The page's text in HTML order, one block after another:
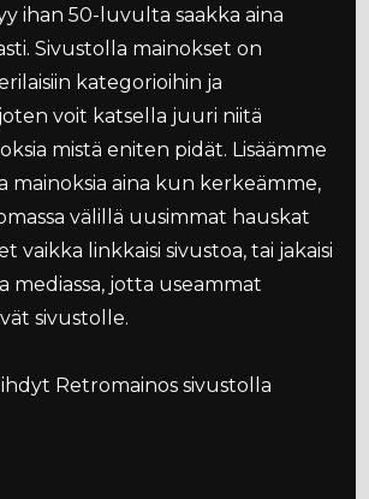
ihan 50-luvulta saakka aina
Sivustolla mainokset on
kategorioihin ja
voit katsella juuri niitä
mistä eniten pidät. Lisäämme
mainoksia aina kun kerkeämme,
välillä uusimmat hauskat
vaikka linkkaisi sivustoa, tai jakaisi
mediassa, jotta useammat
sivustolle.
Retromainos sivustolla